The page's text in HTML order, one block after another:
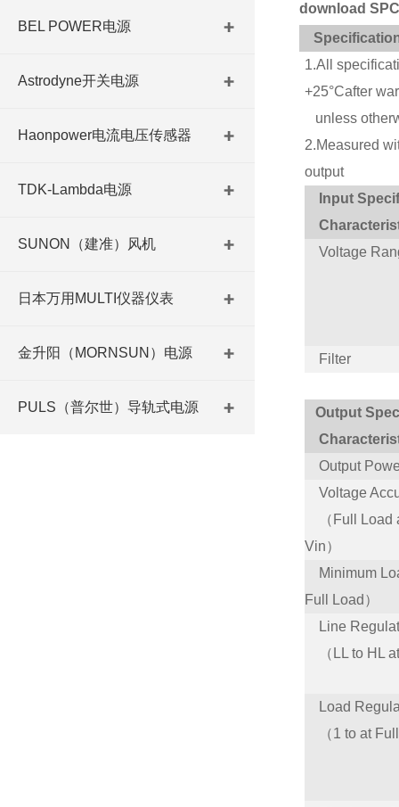
BEL POWER电源
Astrodyne开关电源
Haonpower电流电压传感器
TDK-Lambda电源
SUNON（建准）风机
日本万用MULTI仪器仪表
金升阳（MORNSUN）电源
PULS（普尔世）导轨式电源
download
1.All
+25°Cafter
unless
2.Measured
output
Input
Voltage
Filter
Output
Output
Voltage
（Full Load
Vin）
Minimum
Full Load）
Line
（LL to HL
Load
（1 to at